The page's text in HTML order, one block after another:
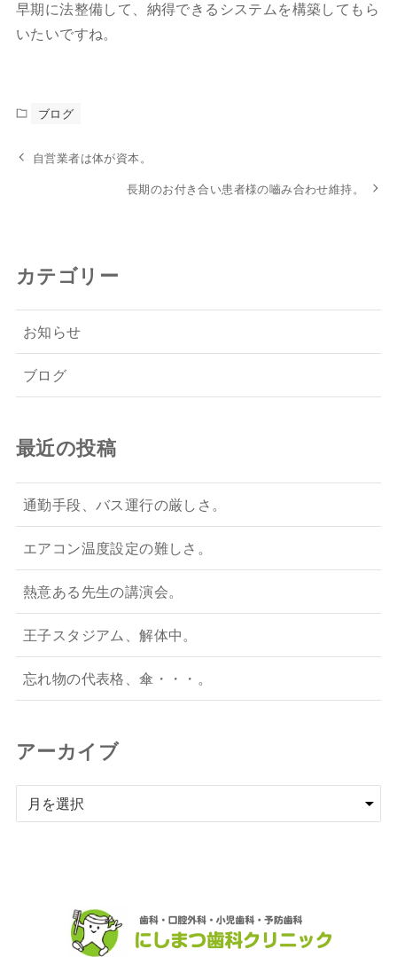
早期に法整備して、納得できるシステムを構築してもら
いたいですね。
ブログ
自営業者は体が資本。
長期のお付き合い患者様の嚙み合わせ維持。
カテゴリー
お知らせ
ブログ
最近の投稿
通勤手段、バス運行の厳しさ。
エアコン温度設定の難しさ。
熱意ある先生の講演会。
王子スタジアム、解体中。
忘れ物の代表格、傘・・・。
アーカイブ
ー